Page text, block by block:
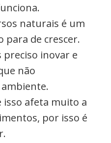
naturais é um
para de crescer.
preciso inovar e
não
isso afeta muito a
por isso é